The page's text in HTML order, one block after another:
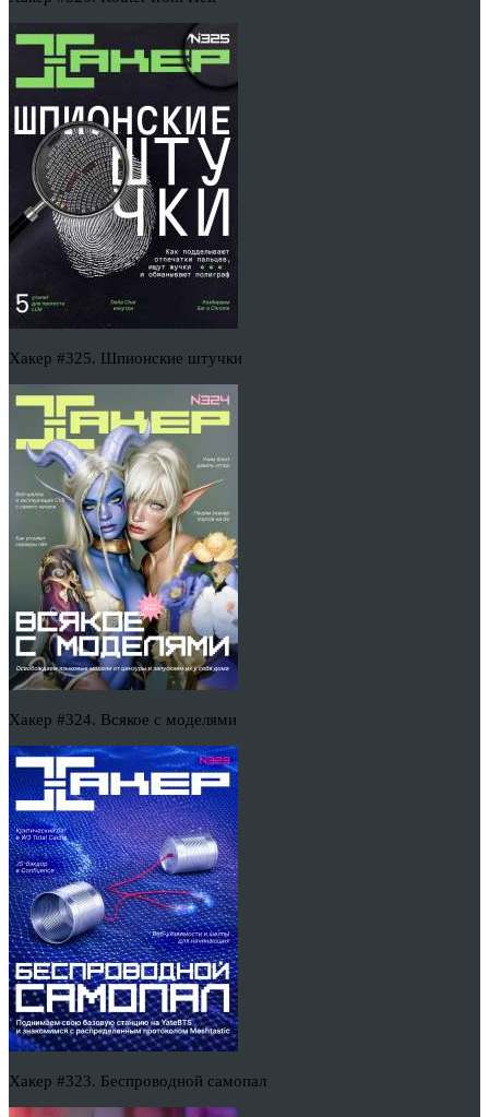
Хакер #325. Шпионские штучки
Хакер #324. Всякое с моделями
Хакер #323. Беспроводной самопал